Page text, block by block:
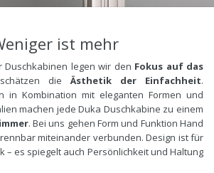
ist mehr
Duschkabinen legen wir den Fokus auf das
die Ästhetik der Einfachheit.
in Kombination mit eleganten Formen und
machen jede Duka Duschkabine zu einem
. Bei uns gehen Form und Funktion Hand
miteinander verbunden. Design ist für
– es spiegelt auch Persönlichkeit und Haltung